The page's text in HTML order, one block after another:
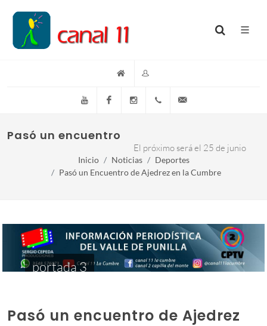
YouTube FacebookInstagram(+54)(9)3548-576073
Pasó un encuentro de Ajedrez en La
El próximo será el 25 de junio
Inicio Noticias
Deportes
Pasó un Encuentro de Ajedrez en la Cumbre
portada 3
Pasó un encuentro de Ajedrez